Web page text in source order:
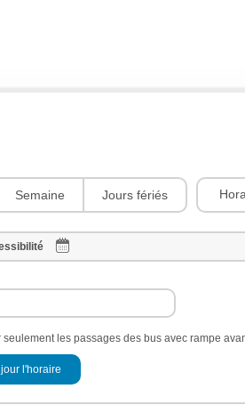
Semaine Jours fériés
seulement les passages des bus avec rampe
l'horaire